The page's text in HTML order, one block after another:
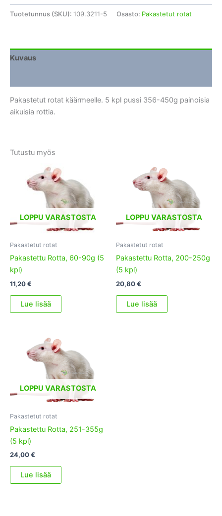
Tuotetunnus (SKU): 109.3211-5 Osasto: Pakastetut rotat
Kuvaus
Pakastetut rotat käärmeelle. 5 kpl pussi 356-450g painoisia
aikuisia rottia.
Tutustu myös
LOPPU VARASTOSTA
Pakastetut rotat
Pakastettu Rotta, 60-90g (5
kpl)
11,20€
Lue lisää
LOPPU VARASTOSTA
Pakastetut rotat
Pakastettu Rotta, 200-250g
(5 kpl)
20,80€
Lue lisää
LOPPU VARASTOSTA
Pakastetut rotat
Pakastettu Rotta, 251-355g
(5 kpl)
24,00€
Lue lisää